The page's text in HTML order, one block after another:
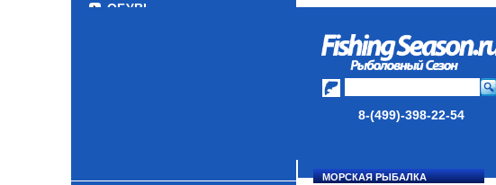
ОБУВЬ
8-(499)-398-22-54
МОРСКАЯ РЫБАЛКА